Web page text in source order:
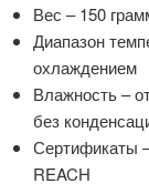
Вес – 150
Диапазон
охлаждением
Влажность –
без
Сертификаты
REACH